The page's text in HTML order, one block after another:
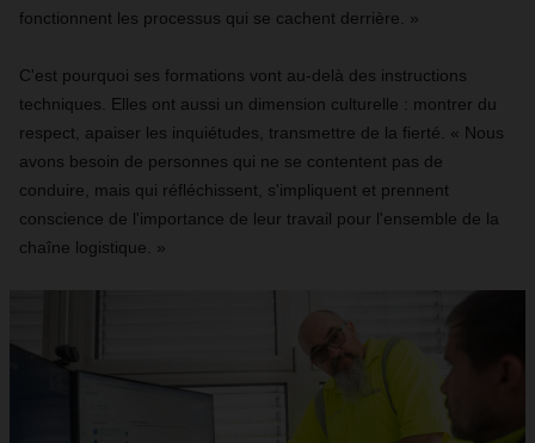
fonctionnent les processus qui se cachent derrière. »
C'est pourquoi ses formations vont au-delà des instructions
techniques. Elles ont aussi un dimension culturelle : montrer du
respect, apaiser les inquiétudes, transmettre de la fierté. « Nous
avons besoin de personnes qui ne se contentent pas de
conduire, mais qui réfléchissent, s'impliquent et prennent
conscience de l'importance de leur travail pour l'ensemble de la
chaîne logistique. »